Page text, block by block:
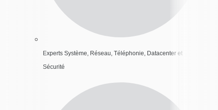
Experts Système, Réseau, Téléphonie, Datacenter et
Sécurité